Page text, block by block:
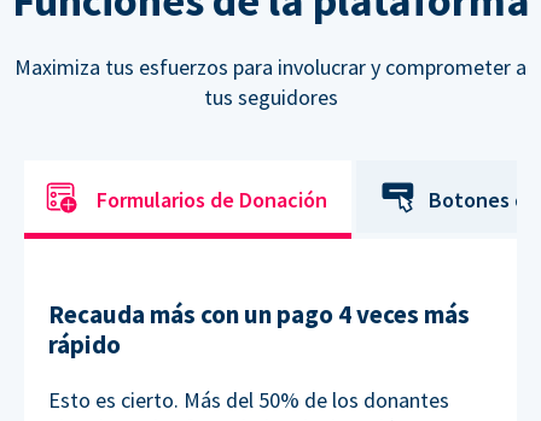
Maximiza tus esfuerzos para involucrar y comprometer a
tus seguidores
Formularios de Donación Botones
Recauda más con un pago 4 veces más
rápido
Esto es cierto. Más del 50% de los donantes